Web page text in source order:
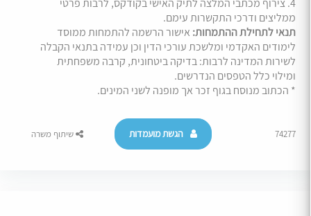
4. צירוף מכתבי המלצה לתיק האישי בקודקס, לרבות פרטי
ממליצים ודרכי התקשרות עימם.
תנאי לתחילת ההתמחות: אישור הרשמה להתמחות ממוסד
לימודים האקדמי ומלשכת עורכי הדין וכן עמידה בתנאי הקבלה
לשירות המדינה לרבות: בדיקה ביטחונית, קרבה משפחתית
ומילוי כלל הטפסים הנדרשים.
* הכתוב מנוסח בגוף זכר אך מופנה לשני המינים.
74277 הגשת מועמדות שיתוף משרה